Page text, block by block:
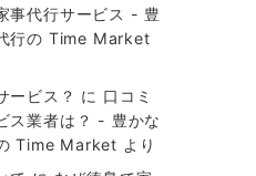
事代行サービス - 豊
行の Time Market
ービス？ に 口コミ
ス業者は？ - 豊かな
Time Market より